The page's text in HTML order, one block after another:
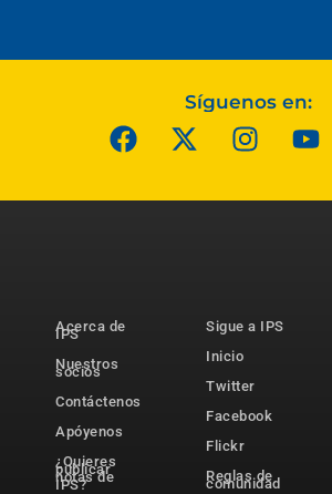
Síguenos en:
Acerca de
IPS
Nuestros
socios
Contáctenos
Apóyenos
¿Quieres
publicar
notas de
IPS?
Sigue a IPS
Inicio
Twitter
Facebook
Flickr
Reglas de
comunidad